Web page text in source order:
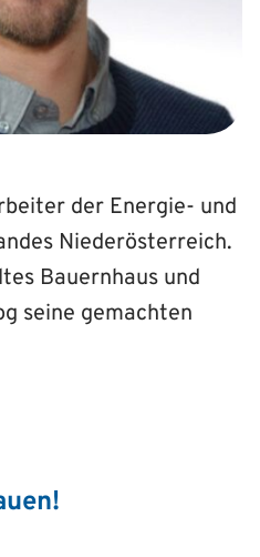
der Energie- und
Niederösterreich.
Bauernhaus und
seine gemachten